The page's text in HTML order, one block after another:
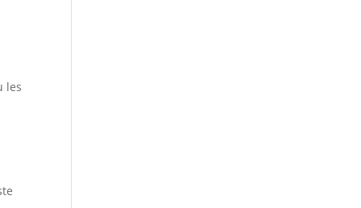
les